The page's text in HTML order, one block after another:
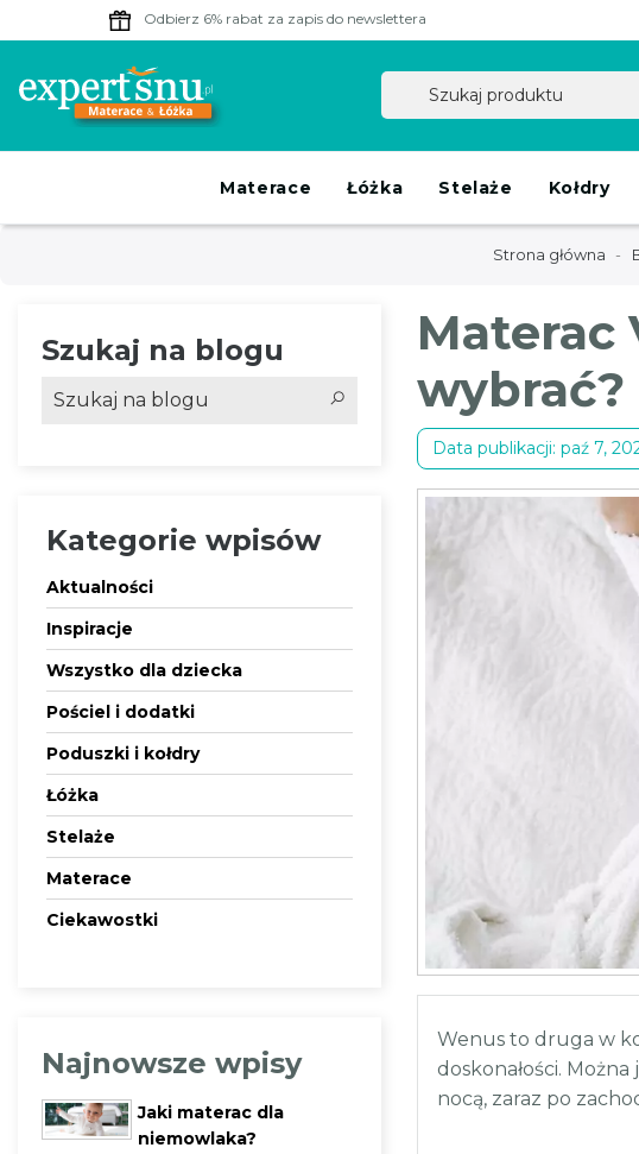
Odbierz 6% rabat za zapis do newslettera
Materace Łóżka Stelaże Kołdry
Strona główna
Szukaj na blogu
Kategorie wpisów
Aktualności
Inspiracje
Wszystko dla dziecka
Pościel i dodatki
Poduszki i kołdry
Łóżka
Stelaże
Materace
Ciekawostki
Najnowsze wpisy
Jaki materac dla
niemowlaka?
Materac
wybrać?
Data publikacji: paź 7,
Wenus to druga w
doskonałości.
nocą, zaraz po